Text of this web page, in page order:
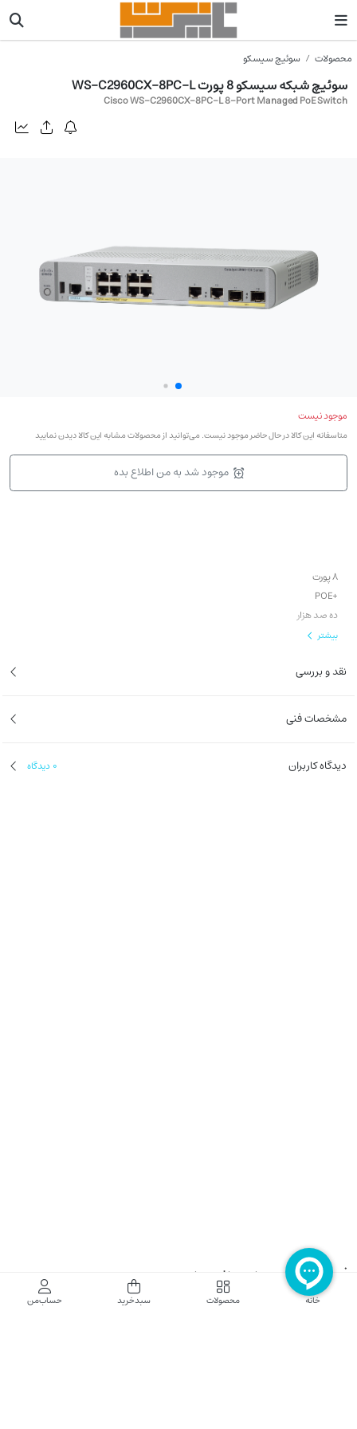
محصولات سوئیچ سیسکو
سوئیچ شبکه سیسکو 8 پورت WS-C2960CX-8PC-L
Cisco WS-C2960CX-8PC-L 8-Port Managed PoE Switch
موجود نیست
متاسفانه این کالا در حال حاضر موجود نیست. می‌توانید از محصولات مشابه این کالا دیدن نمایید
موجود شد به من اطلاع بده
8 پورت
+POE
ده صد هزار
6 ماه گارانتی
بیشتر
نقد و بررسی
مشخصات فنی
دیدگاه کاربران 0 دیدگاه
فروشگاه اینترنتی نایب نت
خانه محصولات سبدخرید حساب‌من